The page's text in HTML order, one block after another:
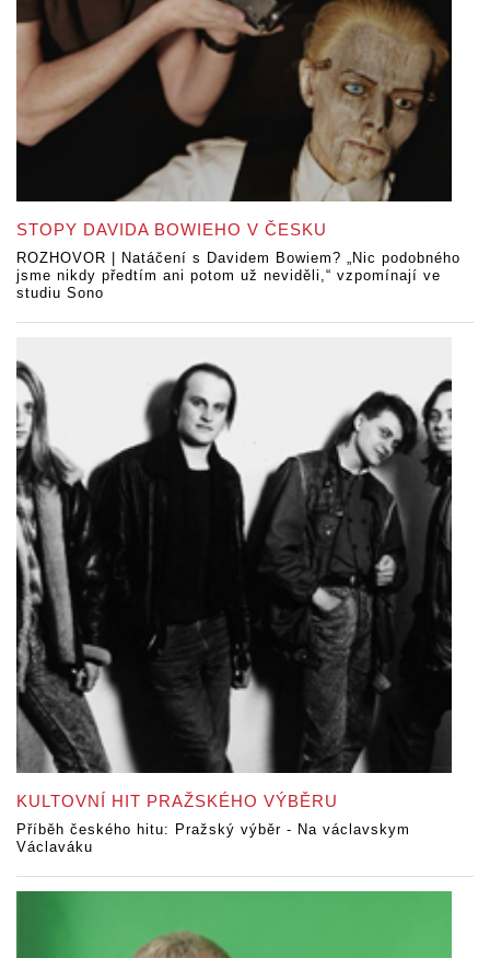
STOPY DAVIDA BOWIEHO V ČESKU
ROZHOVOR | Natáčení s Davidem Bowiem? „Nic podobného
jsme nikdy předtím ani potom už neviděli,“ vzpomínají ve
studiu Sono
KULTOVNÍ HIT PRAŽSKÉHO VÝBĚRU
Příběh českého hitu: Pražský výběr - Na václavskym
Václaváku